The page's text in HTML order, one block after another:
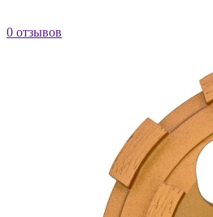
0 отзывов